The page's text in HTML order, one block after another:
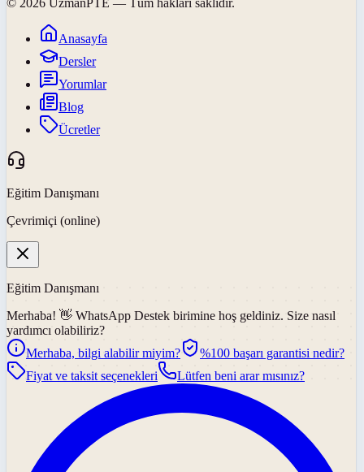
Anasayfa
Dersler
Yorumlar
Blog
Ücretler
Eğitim Danışmanı
Çevrimiçi (online)
Eğitim Danışmanı
Merhaba! 👋 WhatsApp Destek birimine hoş geldiniz. Size nasıl
yardımcı olabiliriz?
Merhaba, bilgi alabilir miyim?
%100 başarı garantisi nedir?
Fiyat ve taksit seçenekleri
Lütfen beni arar mısınız?